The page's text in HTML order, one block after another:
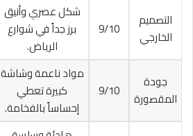
التصميم
الخارجي
9/10
شكل عصري وأنيق
برز جداً في شوارع
الرياض.
جودة
المقصورة
9/10
مواد ناعمة وشاشة
كبيرة تعطي
إحساساً بالفخامة.